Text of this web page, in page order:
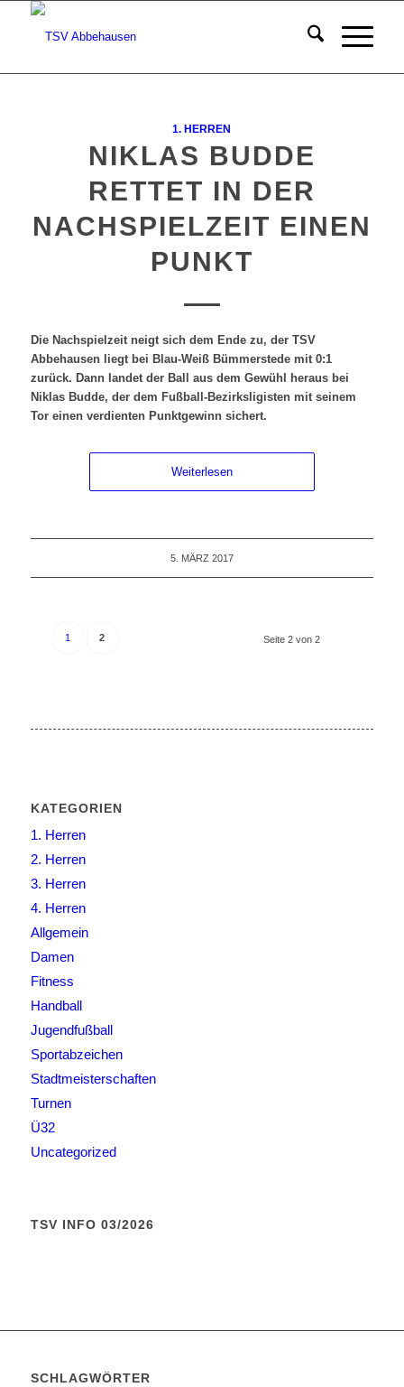
1. HERREN
NIKLAS BUDDE
RETTET IN DER
NACHSPIELZEIT EINEN
PUNKT
Die Nachspielzeit neigt sich dem Ende zu, der TSV
Abbehausen liegt bei Blau-Weiß Bümmerstede mit 0:1
zurück. Dann landet der Ball aus dem Gewühl heraus bei
Niklas Budde, der dem Fußball-Bezirksligisten mit seinem
Tor einen verdienten Punktgewinn sichert.
Weiterlesen
5. MÄRZ 2017
Seite 2 von 2
1 2
KATEGORIEN
1. Herren
2. Herren
3. Herren
4. Herren
Allgemein
Damen
Fitness
Handball
Jugendfußball
Sportabzeichen
Stadtmeisterschaften
Turnen
Ü32
Uncategorized
TSV INFO 03/2026
SCHLAGWÖRTER